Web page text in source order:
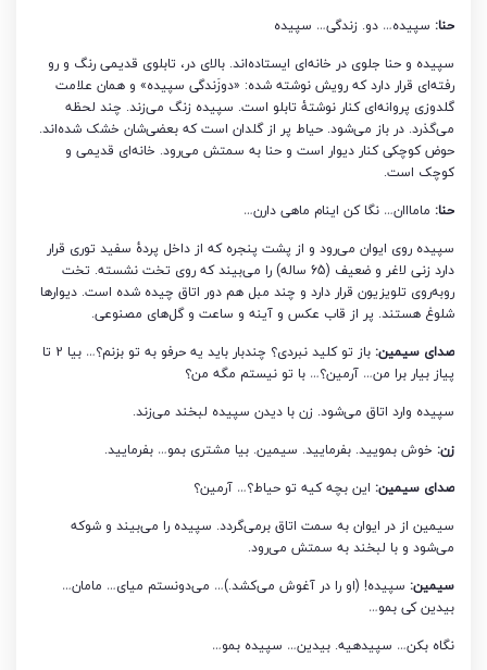
حنا: سپیده… دو. زندگی… سپیده
سپیده و حنا جلوی در خانه‌ای ایستاده‌اند. بالای در، تابلوی قدیمی رنگ و رو
رفته‌ای قرار دارد که رویش نوشته شده: «دوزَندگی سپیده» و همان علامت
گلدوزی پروانه‌ای کنار نوشتۀ تابلو است. سپیده زنگ می‌زند. چند لحظه
می‌گذرد. در باز می‌شود. حیاط پر از گلدان است که بعضی‌شان خشک شده‌اند.
حوض کوچکی کنار دیوار است و حنا به سمتش می‌رود. خانه‌ای قدیمی و
کوچک است.
حنا: مامااان… نگا کن اینام ماهی دارن…
سپیده روی ایوان می‌رود و از پشت پنجره که از داخل پردۀ سفید توری قرار
دارد زنی لاغر و ضعیف (65 ساله) را می‌بیند که روی تخت نشسته. تخت
روبه‌روی تلویزیون قرار دارد و چند مبل هم دور اتاق چیده شده است. دیوارها
شلوغ هستند. پر از قاب عکس و آینه و ساعت و گل‌های مصنوعی.
صدای سیمین:
باز تو کلید نبردی؟ چندبار باید یه حرفو به تو بزنم؟… بیا 2 تا
پیاز بیار برا من… آرمین؟… با تو نیستم مگه من؟
سپیده وارد اتاق می‌شود. زن با دیدن سپیده لبخند می‌زند.
زن: خوش بمویید. بفرمایید. سیمین. بیا مشتری بمو… بفرمایید.
صدای سیمین: این بچه کیه تو حیاط؟… آرمین؟
سیمین از در ایوان به سمت اتاق برمی‌گردد. سپیده را می‌بیند و شوکه
می‌شود و با لبخند به سمتش می‌رود.
سیمین: سپیده! (او را در آغوش می‌کشد.)… می‌دونستم میای… مامان…
بیدین کی بمو…
نگاه بکن… سپیدهیه. بیدین… سپیده بمو…